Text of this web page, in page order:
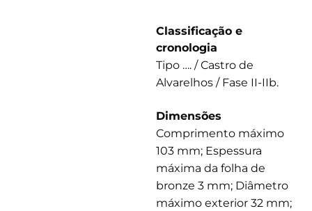
Classificação e
cronologia
Tipo …. / Castro de
Alvarelhos / Fase II-IIb.
Dimensões
Comprimento máximo
103 mm; Espessura
máxima da folha de
bronze 3 mm; Diâmetro
máximo exterior 32 mm;